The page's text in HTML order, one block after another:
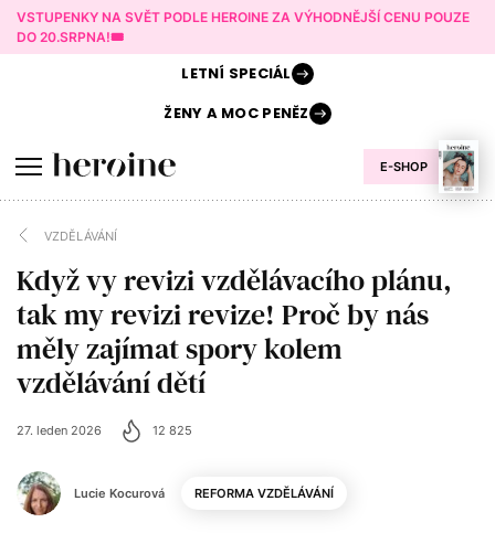
VSTUPENKY NA SVĚT PODLE HEROINE ZA VÝHODNĚJŠÍ CENU POUZE
DO 20.SRPNA!🎟️
E-SHOP
LETNÍ SPECIÁL
ŽENY AMOC PENĚZ
VZDĚLÁVÁNÍ
Když vy revizi vzdělávacího plánu,
tak my revizi revize! Proč by nás
měly zajímat spory kolem
vzdělávání dětí
Lucie Kocurová
27. leden 2026 12 825
REFORMA VZDĚLÁVÁNÍ